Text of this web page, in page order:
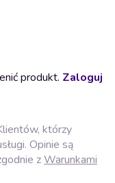
produkt. Zaloguj
którzy
Opinie są
zWarunkami